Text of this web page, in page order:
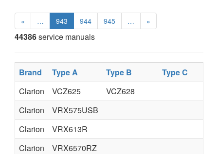
« … 943 944 945 … »
44386service manuals
Brand Type A Type B Type C
Clarion
VCZ625
VCZ628
Clarion
VRX575USB
Clarion
VRX613R
Clarion
VRX6570RZ